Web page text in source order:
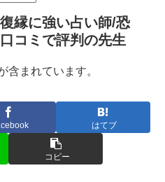
縁に強い占い師/恐
コミで評判の先生
含まれています。
はてブ
コピー